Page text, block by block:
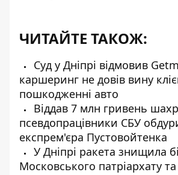
ЧИТАЙТЕ ТАКОЖ:
Суд у Дніпрі відмовив
каршеринг не довів вину
пошкодженні авто
Віддав 7 млн гривень
псевдопрацівники СБУ
експрем'єра Пустовойтенка
У Дніпрі ракета знищила
Московського патріархату